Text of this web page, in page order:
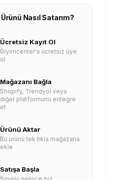
ol
Mağazanı Bağla
Shopify, Trendyol veya
diğer platformunu entegre
et
Ürünü Aktar
Bu ürünü tek tıkla mağazana
ekle
Satışa Başla
kargolarız